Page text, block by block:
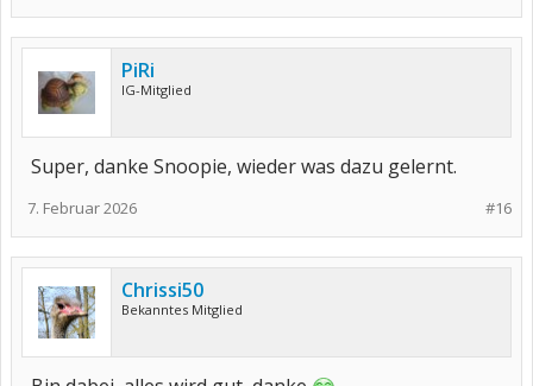
PiRi
IG-Mitglied
Super, danke Snoopie, wieder was dazu gelernt.
#16
7. Februar 2026
Chrissi50
Bekanntes Mitglied